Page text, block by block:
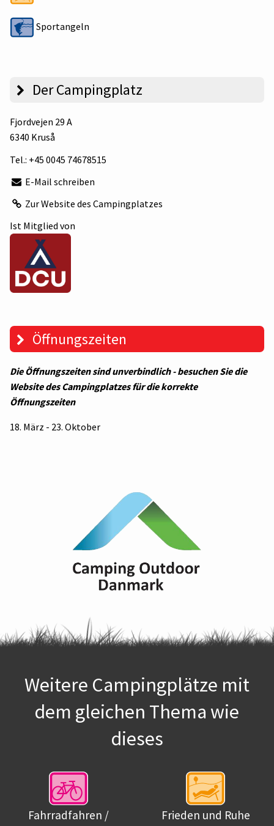
Sportangeln
Der Campingplatz
Fjordvejen 29 A
6340 Kruså
Tel.: +45 0045 74678515
E-Mail schreiben
Zur Website des Campingplatzes
Ist Mitglied von
Öffnungszeiten
Die Öffnungszeiten sind unverbindlich - besuchen Sie die
Website des Campingplatzes für die korrekte
Öffnungszeiten
18. März - 23. Oktober
Weitere Campingplätze mit
dem gleichen Thema wie
dieses
Fahrradfahren /
Frieden und Ruhe